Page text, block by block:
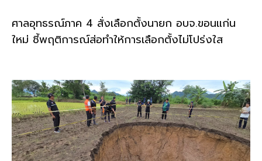
ศาลอุทธรณ์ภาค 4 สั่งเลือกตั้งนายก อบจ.ขอนแก่น
ใหม่ ชี้พฤติการณ์ส่อทำให้การเลือกตั้งไม่โปร่งใส